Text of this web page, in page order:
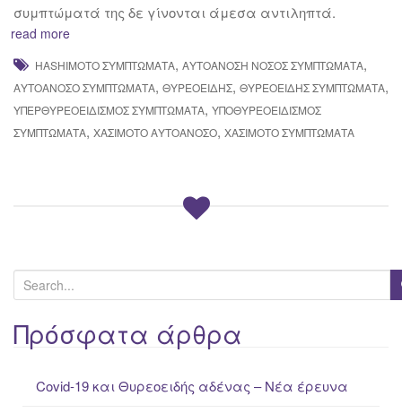
συμπτώματά της δε γίνονται άμεσα αντιληπτά.
read more
HASHIMOTO ΣΥΜΠΤΏΜΑΤΑ, ΑΥΤΟΆΝΟΣΗ ΝΌΣΟΣ ΣΥΜΠΤΏΜΑΤΑ,
ΑΥΤΟΆΝΟΣΟ ΣΥΜΠΤΏΜΑΤΑ, ΘΥΡΕΟΕΙΔΉΣ, ΘΥΡΕΟΕΙΔΉΣ ΣΥΜΠΤΏΜΑΤΑ,
ΥΠΕΡΘΥΡΕΟΕΙΔΙΣΜΌΣ ΣΥΜΠΤΏΜΑΤΑ, ΥΠΟΘΥΡΕΟΕΙΔΙΣΜΌΣ
ΣΥΜΠΤΏΜΑΤΑ, ΧΑΣΙΜΌΤΟ ΑΥΤΟΆΝΟΣΟ, ΧΑΣΙΜΟΤΟ ΣΥΜΠΤΏΜΑΤΑ
e
a
rΠρόσφατα άρθρα
Covid-19 και Θυρεοειδής αδένας – Νέα έρευνα